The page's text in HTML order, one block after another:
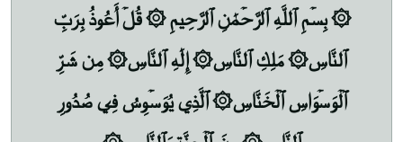
۞ بِسۡمِ ٱللَّهِ ٱلرَّحۡمَٰنِ ٱلرَّحِيمِ ۞ قُلۡ أَعُوذُ بِرَبِّ
ٱلنَّاسِ۞ مَلِكِ ٱلنَّاسِ۞ إِلَٰهِ ٱلنَّاسِ۞ مِن شَرِّ
ٱلۡوَسۡوَاسِ ٱلۡخَنَّاسِ۞ ٱلَّذِي يُوَسۡوِسُ فِي صُدُورِ